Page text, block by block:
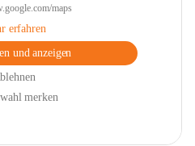
maps
erfahren
und anzeigen
merken